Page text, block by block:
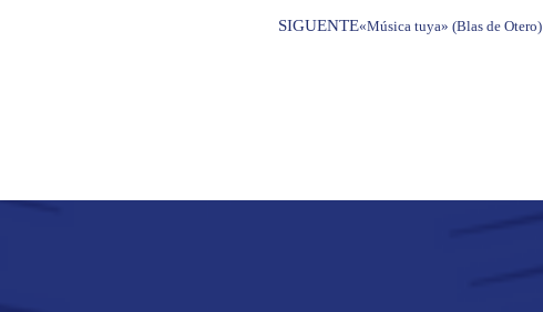
SIGUENTE«Música tuya» (Blas de Otero)